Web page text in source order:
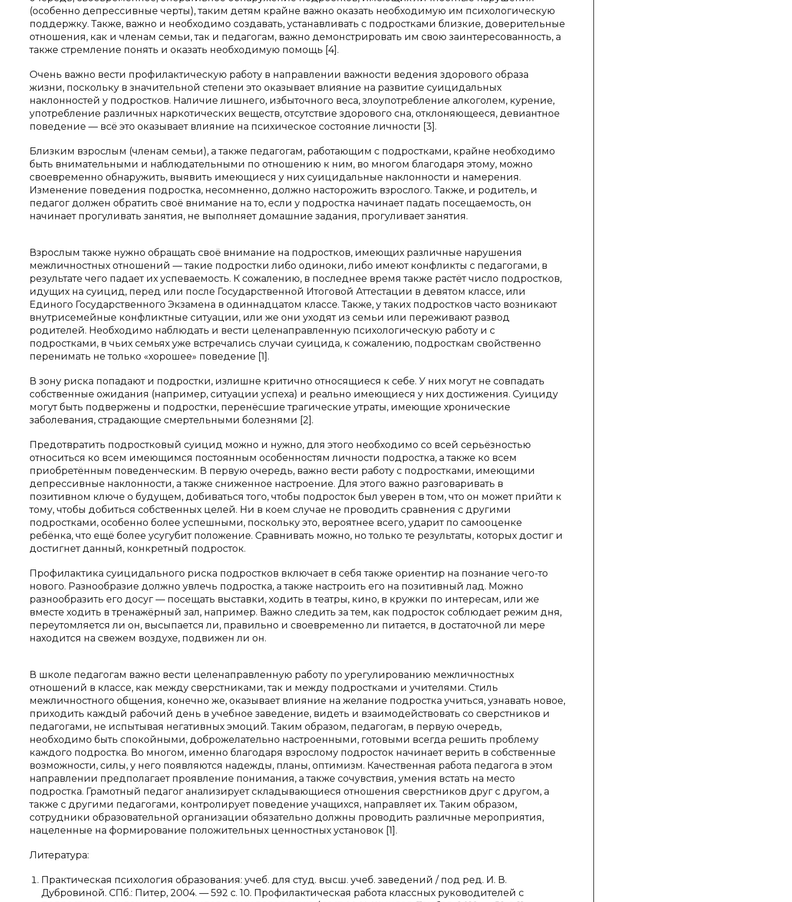
(особенно депрессивные черты), таким детям крайне важно оказать необходимую им психологическую
поддержку. Также, важно и необходимо создавать, устанавливать с подростками близкие, доверительные
отношения, как и членам семьи, так и педагогам, важно демонстрировать им свою заинтересованность, а
также стремление понять и оказать необходимую помощь [4].
Очень важно вести профилактическую работу в направлении важности ведения здорового образа
жизни, поскольку в значительной степени это оказывает влияние на развитие суицидальных
наклонностей у подростков. Наличие лишнего, избыточного веса, злоупотребление алкоголем, курение,
употребление различных наркотических веществ, отсутствие здорового сна, отклоняющееся, девиантное
поведение — всё это оказывает влияние на психическое состояние личности [3].
Близким взрослым (членам семьи), а также педагогам, работающим с подростками, крайне необходимо
быть внимательными и наблюдательными по отношению к ним, во многом благодаря этому, можно
своевременно обнаружить, выявить имеющиеся у них суицидальные наклонности и намерения.
Изменение поведения подростка, несомненно, должно насторожить взрослого. Также, и родитель, и
педагог должен обратить своё внимание на то, если у подростка начинает падать посещаемость, он
начинает прогуливать занятия, не выполняет домашние задания, прогуливает занятия.
Взрослым также нужно обращать своё внимание на подростков, имеющих различные нарушения
межличностных отношений — такие подростки либо одиноки, либо имеют конфликты с педагогами, в
результате чего падает их успеваемость. К сожалению, в последнее время также растёт число подростков,
идущих на суицид, перед или после Государственной Итоговой Аттестации в девятом классе, или
Единого Государственного Экзамена в одиннадцатом классе. Также, у таких подростков часто возникают
внутрисемейные конфликтные ситуации, или же они уходят из семьи или переживают развод
родителей. Необходимо наблюдать и вести целенаправленную психологическую работу и с
подростками, в чьих семьях уже встречались случаи суицида, к сожалению, подросткам свойственно
перенимать не только «хорошее» поведение [1].
В зону риска попадают и подростки, излишне критично относящиеся к себе. У них могут не совпадать
собственные ожидания (например, ситуации успеха) и реально имеющиеся у них достижения. Суициду
могут быть подвержены и подростки, перенёсшие трагические утраты, имеющие хронические
заболевания, страдающие смертельными болезнями [2].
Предотвратить подростковый суицид можно и нужно, для этого необходимо со всей серьёзностью
относиться ко всем имеющимся постоянным особенностям личности подростка, а также ко всем
приобретённым поведенческим. В первую очередь, важно вести работу с подростками, имеющими
депрессивные наклонности, а также сниженное настроение. Для этого важно разговаривать в
позитивном ключе о будущем, добиваться того, чтобы подросток был уверен в том, что он может прийти к
тому, чтобы добиться собственных целей. Ни в коем случае не проводить сравнения с другими
подростками, особенно более успешными, поскольку это, вероятнее всего, ударит по самооценке
ребёнка, что ещё более усугубит положение. Сравнивать можно, но только те результаты, которых достиг и
достигнет данный, конкретный подросток.
Профилактика суицидального риска подростков включает в себя также ориентир на познание чего-то
нового. Разнообразие должно увлечь подростка, а также настроить его на позитивный лад. Можно
разнообразить его досуг — посещать выставки, ходить в театры, кино, в кружки по интересам, или же
вместе ходить в тренажёрный зал, например. Важно следить за тем, как подросток соблюдает режим дня,
переутомляется ли он, высыпается ли, правильно и своевременно ли питается, в достаточной ли мере
находится на свежем воздухе, подвижен ли он.
В школе педагогам важно вести целенаправленную работу по урегулированию межличностных
отношений в классе, как между сверстниками, так и между подростками и учителями. Стиль
межличностного общения, конечно же, оказывает влияние на желание подростка учиться, узнавать новое,
приходить каждый рабочий день в учебное заведение, видеть и взаимодействовать со сверстников и
педагогами, не испытывая негативных эмоций. Таким образом, педагогам, в первую очередь,
необходимо быть спокойными, доброжелательно настроенными, готовыми всегда решить проблему
каждого подростка. Во многом, именно благодаря взрослому подросток начинает верить в собственные
возможности, силы, у него появляются надежды, планы, оптимизм. Качественная работа педагога в этом
направлении предполагает проявление понимания, а также сочувствия, умения встать на место
подростка. Грамотный педагог анализирует складывающиеся отношения сверстников друг с другом, а
также с другими педагогами, контролирует поведение учащихся, направляет их. Таким образом,
сотрудники образовательной организации обязательно должны проводить различные мероприятия,
нацеленные на формирование положительных ценностных установок [1].
Литература:
Практическая психология образования: учеб. для студ. высш. учеб. заведений / под ред. И. В.
Дубровиной. СПб.: Питер, 2004. — 592 с. 10. Профилактическая работа классных руководителей с